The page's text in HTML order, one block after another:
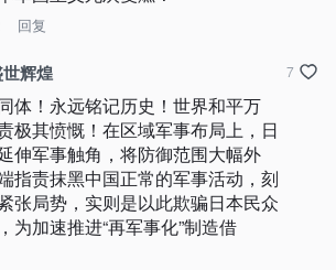
回复
辉煌
体！永远铭记历史！世界和平万
极其愤慨！在区域军事布局上，日
伸军事触角，将防御范围大幅外
指责抹黑中国正常的军事活动，刻
张局势，实则是以此欺骗日本民众
为加速推进“再军事化”制造借
7